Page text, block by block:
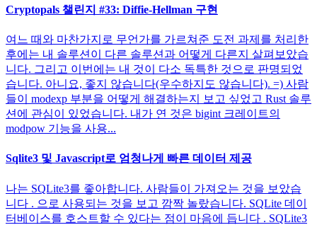
Cryptopals 챌린지 #33: Diffie-Hellman 구현
여느 때와 마찬가지로 무언가를 가르쳐준 도전 과제를 처리한
후에는 내 솔루션이 다른 솔루션과 어떻게 다른지 살펴보았습
니다. 그리고 이번에는 내 것이 다소 독특한 것으로 판명되었
습니다. 아니요, 좋지 않습니다(우수하지도 않습니다). =) 사람
들이 modexp 부분을 어떻게 해결하는지 보고 싶었고 Rust 솔루
션에 관심이 있었습니다. 내가 연 것은 bigint 크레이트의
modpow 기능을 사용...
Sqlite3 및 Javascript로 엄청나게 빠른 데이터 제공
나는 SQLite3를 좋아합니다. 사람들이 가져오는 것을 보았습
니다 . 으로 사용되는 것을 보고 깜짝 놀랐습니다. SQLite 데이
터베이스를 호스트할 수 있다는 점이 마음에 듭니다 . SQLite3